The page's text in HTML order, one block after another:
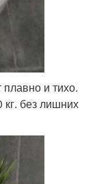
и тихо.
кг. без лишних